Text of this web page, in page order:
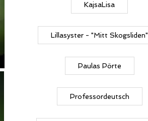
KajsaLisa
Lillasyster - "Mitt Skogsliden"
Paulas Pörte
Professordeutsch